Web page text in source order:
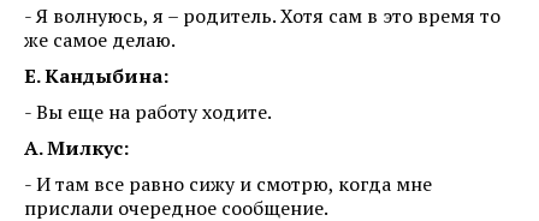
- Я волнуюсь, я – родитель. Хотя сам в это время то
же самое делаю.
Е. Кандыбина:
- Вы еще на работу ходите.
А. Милкус:
- И там все равно сижу и смотрю, когда мне
прислали очередное сообщение.